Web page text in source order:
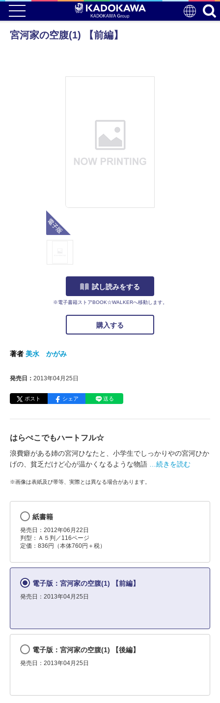
宮河家の空腹(1) 【前編】
試し読みをする
※電子書籍ストアBOOK☆WALKERへ移動します。
購入する
著者 美水 かがみ
発売日： 2013年04月25日
ポスト シェア 送る
はらぺこでもハートフル☆
浪費癖がある姉の宮河ひなたと、小学生でしっかりやの宮河ひか
げの、貧乏だけど心が温かくなるような物語
…続きを読む
※画像は表紙及び帯等、実際とは異なる場合があります。
紙書籍
発売日：2012年06月22日
判型：Ａ５判／116ページ
定価：836円（本体760円＋税）
電子版：宮河家の空腹(1) 【前編】
発売日：2013年04月25日
電子版：宮河家の空腹(1) 【後編】
発売日：2013年04月25日